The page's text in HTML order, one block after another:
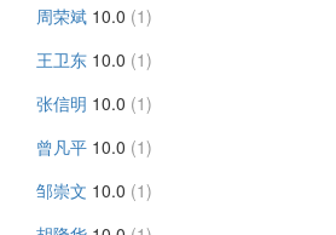
周荣斌 10.0 (1)
王卫东 10.0 (1)
张信明 10.0 (1)
曾凡平 10.0 (1)
邹崇文 10.0 (1)